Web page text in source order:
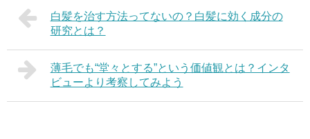
白髪を治す方法ってないの？白髪に効く成分の
研究とは？
薄毛でも“堂々とする”という価値観とは？インタ
ビューより考察してみよう